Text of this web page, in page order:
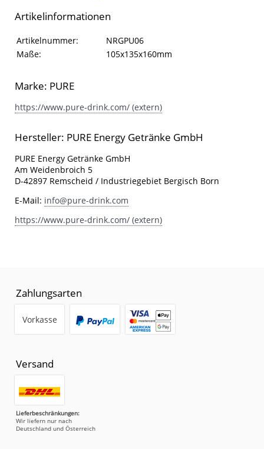
Artikelinformationen
Artikelinformationen
Eigenschaft Wert
Artikelnummer:
NRGPU06
Maße:
105x135x160mm
Marke: PURE
https://www.pure-drink.com/ (extern)
Hersteller: PURE Energy Getränke GmbH
PURE Energy Getränke GmbH
Am Weidenbroich 5
D-42897 Remscheid / Industriegebiet Bergisch Born
E-Mail: info@pure-drink.com
https://www.pure-drink.com/ (extern)
Zahlungsarten
Vorkasse
Versand
Lieferbeschränkungen:
Wir liefern nur nach
Deutschland und Österreich